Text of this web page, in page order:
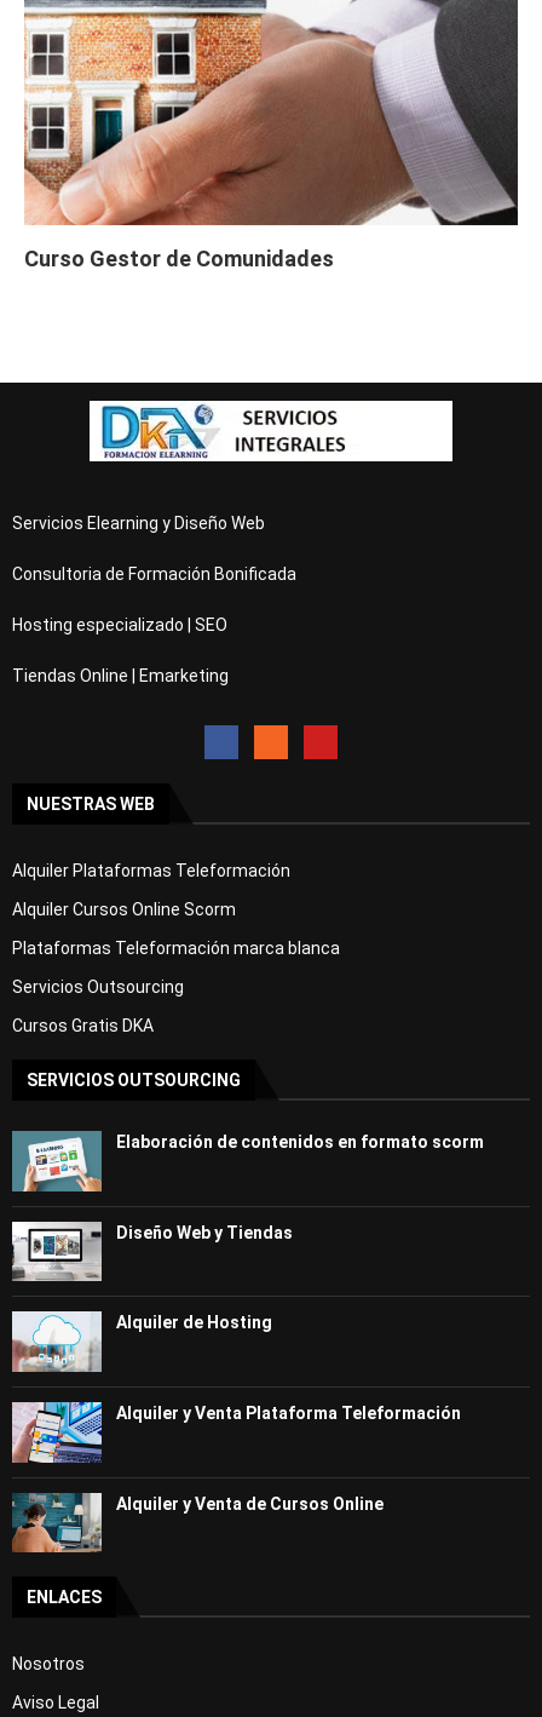
Curso Gestor de Comunidades
Servicios Elearning y Diseño Web
Consultoria de Formación Bonificada
Hosting especializado | SEO
Tiendas Online | Emarketing
NUESTRAS WEB
Alquiler Plataformas Teleformación
Alquiler Cursos Online Scorm
Plataformas Teleformación marca blanca
Servicios Outsourcing
Cursos Gratis DKA
SERVICIOS OUTSOURCING
Elaboración de contenidos en formato scorm
Diseño Web y Tiendas
Alquiler de Hosting
Alquiler y Venta Plataforma Teleformación
Alquiler y Venta de Cursos Online
ENLACES
Nosotros
Aviso Legal